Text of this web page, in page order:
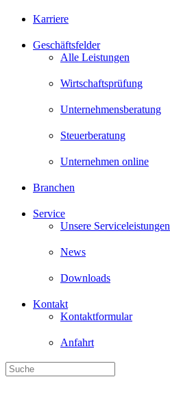
Karriere
Geschäftsfelder
Alle Leistungen
Wirtschaftsprüfung
Unternehmensberatung
Steuerberatung
Unternehmen online
Branchen
Service
Unsere Serviceleistungen
News
Downloads
Kontakt
Kontaktformular
Anfahrt